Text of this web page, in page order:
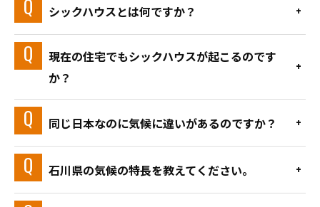
シックハウスとは何ですか？
現在の住宅でもシックハウスが起こるのです
か？
同じ日本なのに気候に違いがあるのですか？
石川県の気候の特長を教えてください。